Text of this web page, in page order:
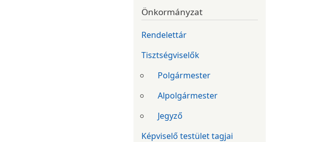
Önkormányzat
Rendelettár
Tisztségviselők
Polgármester
Alpolgármester
Jegyző
Képviselő testület tagjai